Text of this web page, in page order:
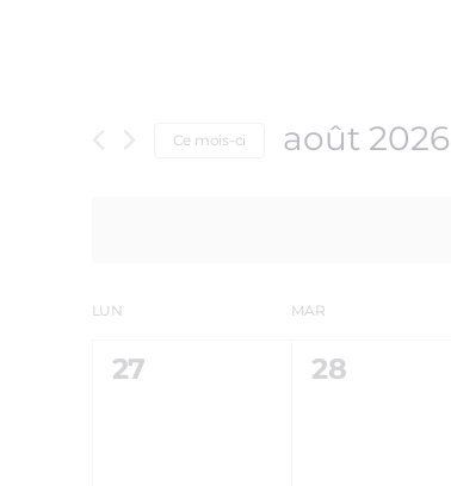
Ce mois-ci août 2026
CALENDRIER
LUN MAR
0
27
0
28